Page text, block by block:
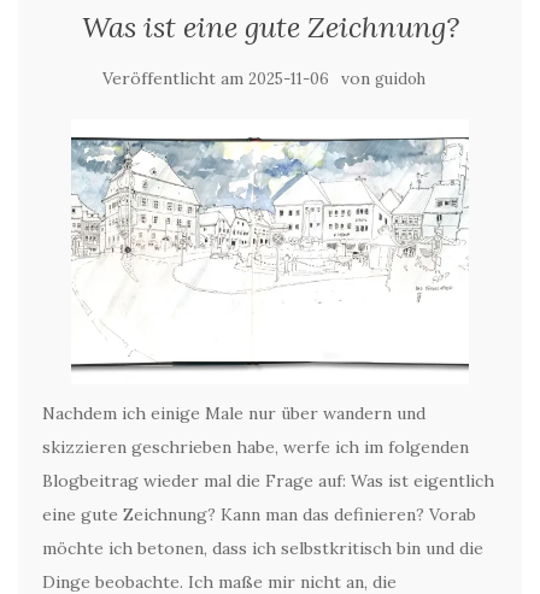
Was ist eine gute Zeichnung?
Veröffentlicht am 2025-11-06 von guidoh
Nachdem ich einige Male nur über wandern und
skizzieren geschrieben habe, werfe ich im folgenden
Blogbeitrag wieder mal die Frage auf: Was ist eigentlich
eine gute Zeichnung? Kann man das definieren? Vorab
möchte ich betonen, dass ich selbstkritisch bin und die
Dinge beobachte. Ich maße mir nicht an, die